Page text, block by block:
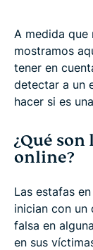
A medida que
mostramos
tener en
detectar a un
hacer si es
¿Qué son
online?
Las estafas
inician con un
falsa en
en sus